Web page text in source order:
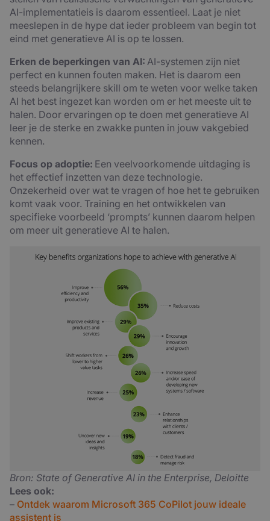
AI-implementatieis is daarom essentieel. Laat je niet
meeslepen in de hype dat ieder probleem van begin tot
eind met generatieve AI is op te lossen.
Erken de beperkingen van AI: AI-systemen zijn niet
perfect en kunnen fouten maken. Het is daarom een
steeds belangrijkere skill om te weten voor welke taken
AI het best ingezet kan worden om er het meeste uit te
halen. Door ervaringen op te doen met generatieve AI
leer je de sterke en zwakke punten in jouw vakgebied
kennen.
Focus op adoptie: Een veelvoorkomende uitdaging is
het effectief inzetten van deze technologie.
Onzekerheid over wat te vragen of hoe het te gebruiken
komt vaak voor. Training en het ontwikkelen van
specifieke voorbeeld ‘prompts’ kunnen daarom helpen
om meer uit generatieve AI te halen.
Bron: State of Generative AI in the Enterprise, Deloitte
Lees ook:
– Ontdek waarom Microsoft 365 CoPilot jouw ideale
assistent is